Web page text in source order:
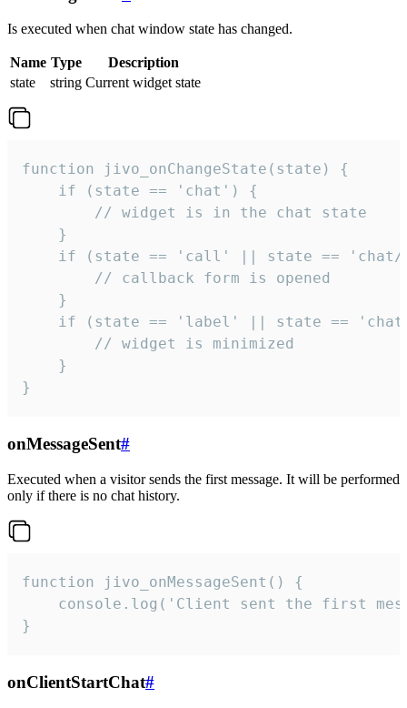
Is executed when chat window state has changed.
Name Type
Description
state
string Current widget state
function jivo_onChangeState(state) {
    if (state == 'chat') {
        // widget is in the chat state
    }
if (state == 'call' || state ==
        // callback form is opened
    }
if (state == 'label' || state ==
        // widget is minimized
    }
}
onMessageSent#
Executed when a visitor sends the first message. It will be performed
only if there is no chat history.
function jivo_onMessageSent() {
console.log('Client sent the first
}
onClientStartChat#